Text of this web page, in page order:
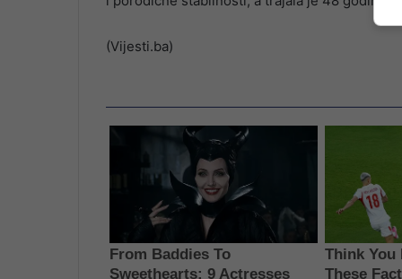
(Vijesti.ba)